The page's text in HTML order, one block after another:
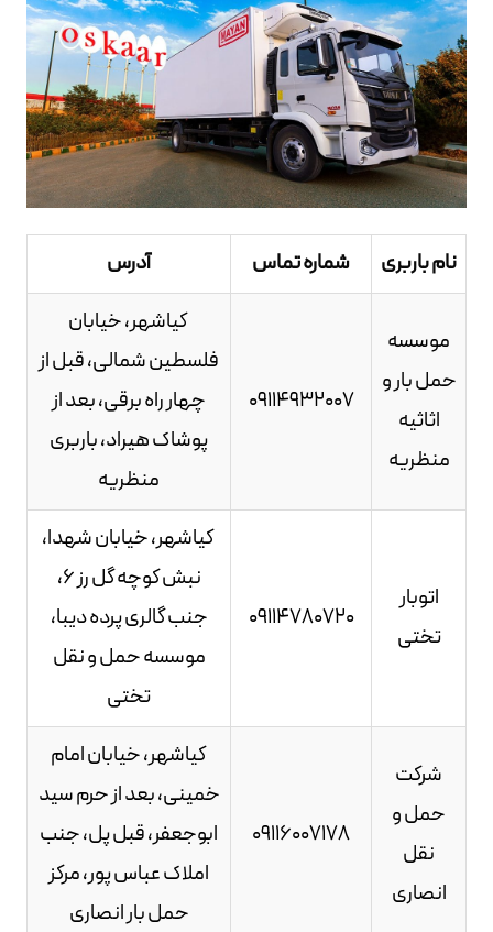
نام باربری شماره تماس آدرس
موسسه
حمل بار و
اثاثیه
منظریه
09114932007
کیاشهر، خیابان
فلسطین شمالی، قبل از
چهار راه برقی، بعد از
پوشاک هیراد، باربری
منظریه
اتوبار
تختی
09114780720
کیاشهر، خیابان شهدا،
نبش کوچه گل رز 6،
جنب گالری پرده دیبا،
موسسه حمل و نقل
تختی
شرکت
حمل و
نقل
انصاری
09116007178
کیاشهر، خیابان امام
خمینی، بعد از حرم سید
ابوجعفر، قبل پل، جنب
املاک عباس پور، مرکز
حمل بار انصاری